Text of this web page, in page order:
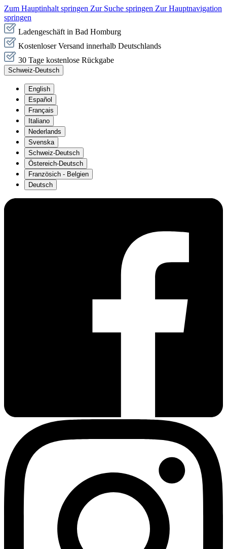
Zum Hauptinhalt springen Zur Suche springen Zur Hauptnavigation
springen
Ladengeschäft in Bad Homburg
Kostenloser Versand innerhalb Deutschlands
30 Tage kostenlose Rückgabe
Schweiz-Deutsch
English
Español
Français
Italiano
Nederlands
Svenska
Schweiz-Deutsch
Östereich-Deutsch
Französich - Belgien
Deutsch